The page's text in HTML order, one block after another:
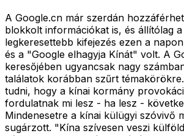
A Google.cn már szerdán
blokkolt információkat is, és állítólag
legkeresettebb kifejezés ezen a
és a "Google elhagyja Kínát" volt. A
keresőjében ugyancsak nagy
találatok korábban szűrt
tudni, hogy a kínai kormány
fordulatnak mi lesz - ha lesz -
Mindenesetre a kínai külügyi szóvivő
sugárzott. "Kína szívesen veszi